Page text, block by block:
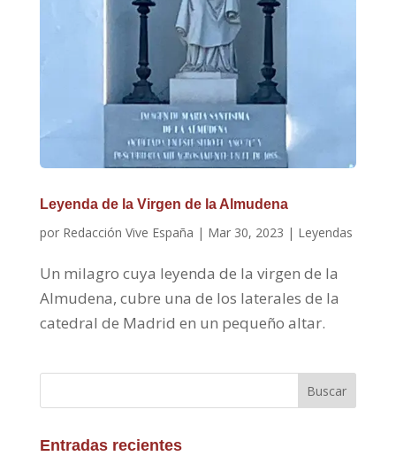
Leyenda de la Virgen de la Almudena
por Redacción Vive España | Mar 30, 2023 | Leyendas
Un milagro cuya leyenda de la virgen de la
Almudena, cubre una de los laterales de la
catedral de Madrid en un pequeño altar.
Buscar
Entradas recientes